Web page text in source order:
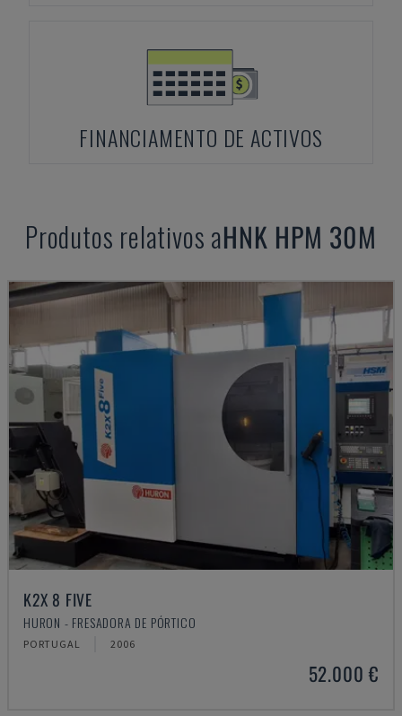
FINANCIAMENTO DE ACTIVOS
Produtos relativos aHNK HPM 30M
K2X 8 FIVE
HURON - FRESADORA DE PÓRTICO
PORTUGAL 2006
52.000 €